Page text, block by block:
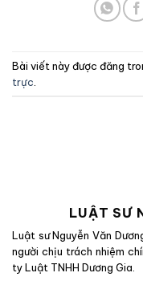
Bài viết này được đăng
trực
LUẬT SƯ
Luật sư Nguyễn Văn
người chịu trách nhiệm
ty Luật TNHH Dương Gia.